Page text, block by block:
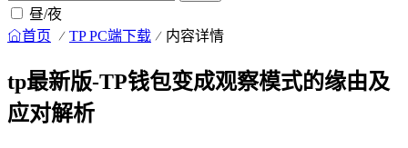
昼/夜
首页 TP PC端下载 内容详情
tp最新版-TP钱包变成观察模式的缘由及
应对解析